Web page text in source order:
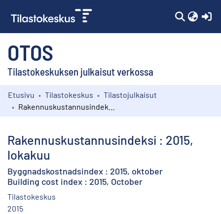
OTOS
Tilastokeskuksen julkaisut verkossa
Kokoelmat
Etusivu Tilastokeskus
Tilastojulkaisut
Rakennuskustannusindeksi : 2015,
lokakuu
Byggnadskostnadsindex : 2015, oktober
Building cost index : 2015, October
Tilastokeskus
2015